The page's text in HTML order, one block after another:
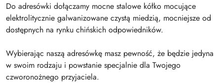
Do adresówki dołączamy mocne stalowe kółko mocujące
elektrolitycznie galwanizowane czystą miedzią, mocniejsze od
dostępnych na rynku chińskich odpowiedników.
Wybierając naszą adresówkę masz pewność, że będzie jedyna
w swoim rodzaju i powstanie specjalnie dla Twojego
czworonożnego przyjaciela.